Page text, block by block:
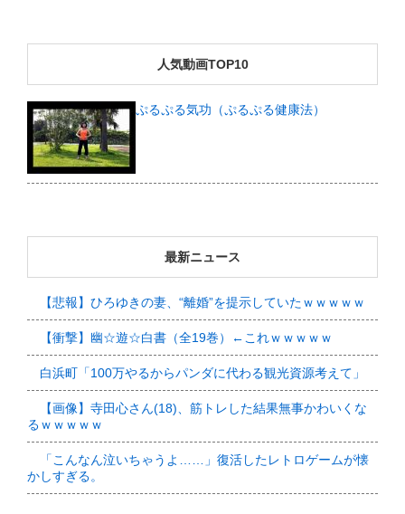
人気動画TOP10
ぷるぷる気功（ぷるぷる健康法）
最新ニュース
【悲報】ひろゆきの妻、“離婚”を提示していたｗｗｗｗｗ
【衝撃】幽☆遊☆白書（全19巻）←これｗｗｗｗｗ
白浜町「100万やるからパンダに代わる観光資源考えて」
【画像】寺田心さん(18)、筋トレした結果無事かわいくな
るｗｗｗｗｗ
「こんなん泣いちゃうよ……」復活したレトロゲームが懐
かしすぎる。